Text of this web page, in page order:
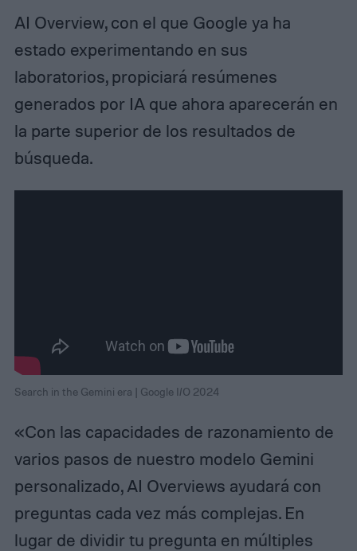
AI Overview, con el que Google ya ha
estado experimentando en sus
laboratorios, propiciará resúmenes
generados por IA que ahora aparecerán en
la parte superior de los resultados de
búsqueda.
Search in the Gemini era | Google I/O 2024
«Con las capacidades de razonamiento de
varios pasos de nuestro modelo Gemini
personalizado, AI Overviews ayudará con
preguntas cada vez más complejas. En
lugar de dividir tu pregunta en múltiples